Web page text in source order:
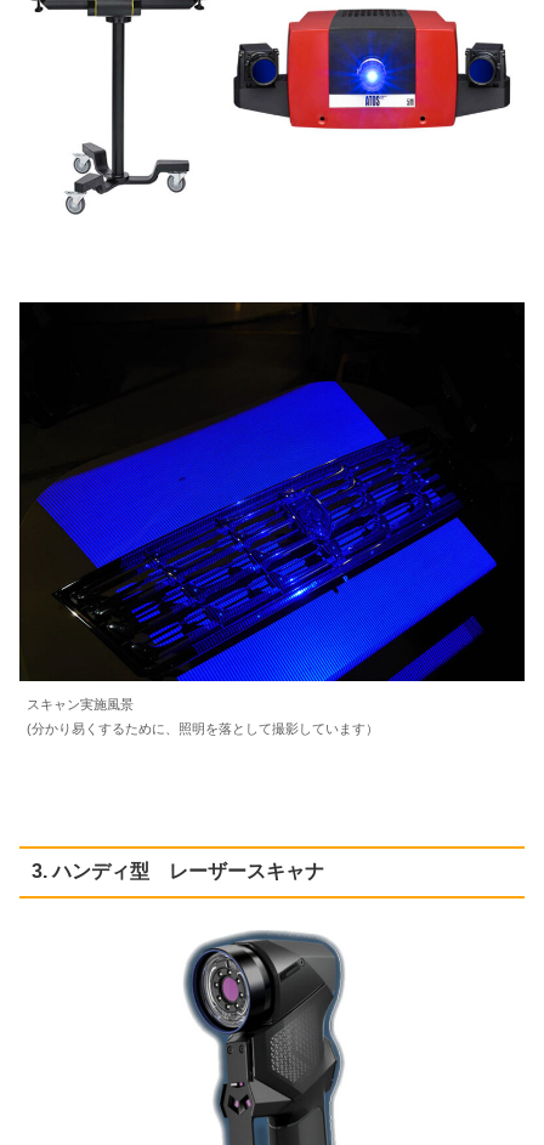
スキャン実施風景
(分かり易くするために、照明を落として撮影しています）
3. ハンディ型 レーザースキャナ